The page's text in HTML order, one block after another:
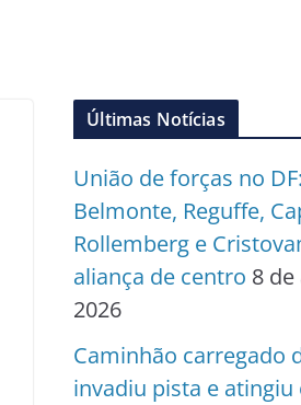
Últimas Notícias
União de forças no
Belmonte, Reguffe,
Rollemberg e
aliança de centro 8
2026
Caminhão carregado
invadiu pista e atingiu